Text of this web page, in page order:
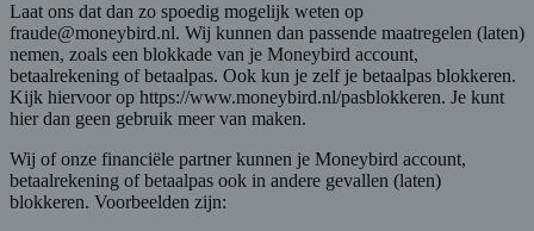
Laat ons dat dan zo spoedig mogelijk weten op
fraude@moneybird.nl. Wij kunnen dan passende maatregelen (laten)
nemen, zoals een blokkade van je Moneybird account,
betaalrekening of betaalpas. Ook kun je zelf je betaalpas blokkeren.
Kijk hiervoor op https://www.moneybird.nl/pasblokkeren. Je kunt
hier dan geen gebruik meer van maken.
Wij of onze financiële partner kunnen je Moneybird account,
betaalrekening of betaalpas ook in andere gevallen (laten)
blokkeren. Voorbeelden zijn: